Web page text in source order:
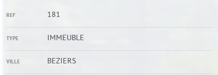
REF 181
TYPE IMMEUBLE
VILLE BEZIERS